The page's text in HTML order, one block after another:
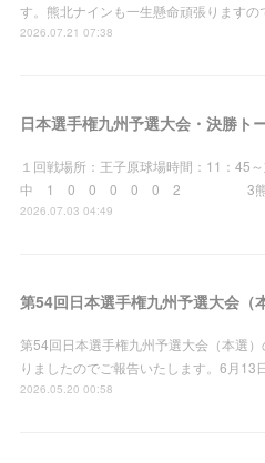
す。熊北ナインも一生懸命頑張りますの
2026.07.21 07:38
日本選手権九州予選大会・決勝ト
１回戦場所：王子原球場時間：11：45
中 1 0 0 0 0 0 2 3熊
2026.07.03 04:49
第54回日本選手権九州予選大会（
第54回日本選手権九州予選大会（本選）
りましたのでご報告いたします。6月13
2026.05.20 00:58